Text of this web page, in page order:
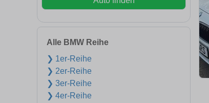
Alle BMW Reihe
❯ 1er-Reihe
❯ 2er-Reihe
❯ 3er-Reihe
❯ 4er-Reihe